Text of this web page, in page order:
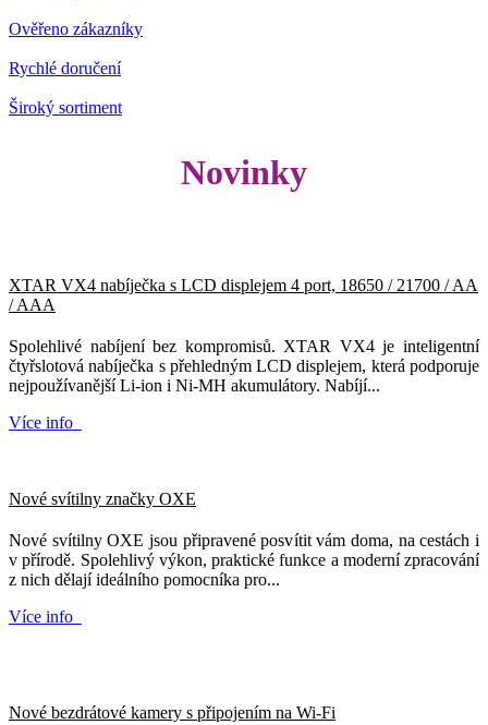
Ověřeno zákazníky
Rychlé doručení
Široký sortiment
Novinky
XTAR VX4 nabíječka s LCD displejem 4 port, 18650 / 21700 / AA
/ AAA
Spolehlivé nabíjení bez kompromisů. XTAR VX4 je inteligentní
čtyřslotová nabíječka s přehledným LCD displejem, která podporuje
nejpoužívanější Li-ion i Ni-MH akumulátory. Nabíjí...
Více info
Nové svítilny značky OXE
Nové svítilny OXE jsou připravené posvítit vám doma, na cestách i
v přírodě. Spolehlivý výkon, praktické funkce a moderní zpracování
z nich dělají ideálního pomocníka pro...
Více info
Nové bezdrátové kamery s připojením na Wi-Fi